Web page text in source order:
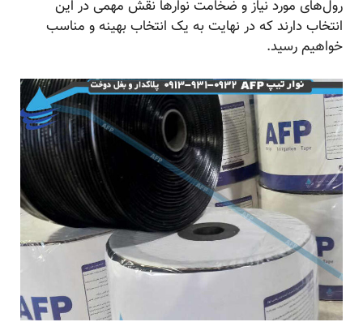
رول‌های مورد نیاز و ضخامت نوارها نقش مهمی در این
انتخاب دارند که در نهایت به یک انتخاب بهینه و مناسب
خواهیم رسید.